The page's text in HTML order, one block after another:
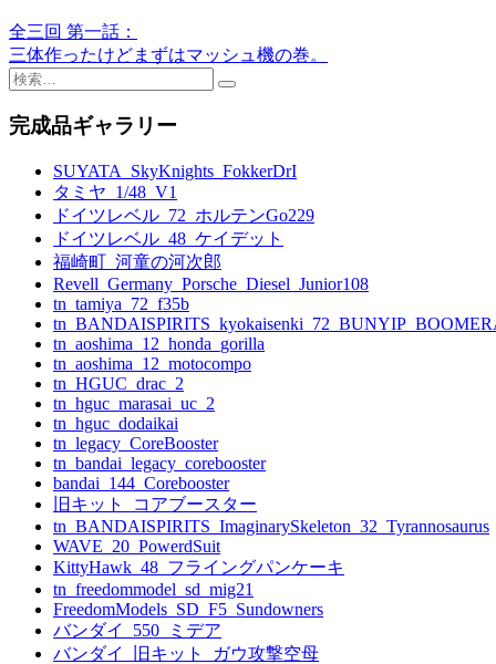
ゲ
ー
シ
全三回 第一話：
三体作ったけどまずはマッシュ機の巻。
検
完成品ギャラリー
SUYATA_SkyKnights_FokkerDrI
タミヤ_1/48_V1
ドイツレベル_72_ホルテンGo229
ドイツレベル_48_ケイデット
福崎町_河童の河次郎
Revell_Germany_Porsche_Diesel_Junior108
tn_tamiya_72_f35b
tn_aoshima_12_honda_gorilla
tn_aoshima_12_motocompo
tn_HGUC_drac_2
tn_hguc_marasai_uc_2
tn_hguc_dodaikai
tn_legacy_CoreBooster
tn_bandai_legacy_corebooster
bandai_144_Corebooster
旧キット_コアブースター
tn_BANDAISPIRITS_ImaginarySkeleton_32_Tyrannosaurus
WAVE_20_PowerdSuit
KittyHawk_48_フライングパンケーキ
tn_freedommodel_sd_mig21
FreedomModels_SD_F5_Sundowners
バンダイ_550_ミデア
バンダイ_旧キット_ガウ攻撃空母